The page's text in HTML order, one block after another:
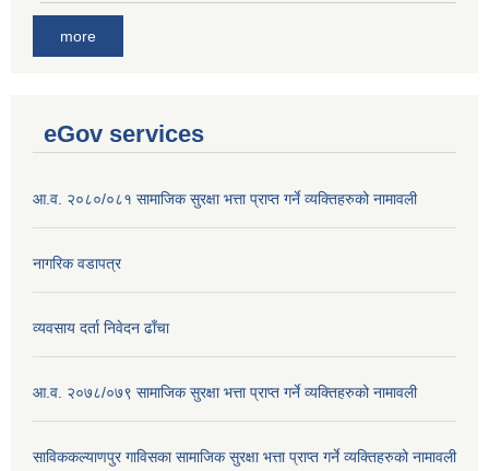
more
eGov services
आ.व. २०८०/०८१ सामाजिक सुरक्षा भत्ता प्राप्त गर्ने व्यक्तिहरुको नामावली
नागरिक वडापत्र
व्यवसाय दर्ता निवेदन ढाँचा
आ.व. २०७८/०७९ सामाजिक सुरक्षा भत्ता प्राप्त गर्ने व्यक्तिहरुको नामावली
साविककल्याणपुर गाविसका सामाजिक सुरक्षा भत्ता प्राप्त गर्ने व्यक्तिहरुको नामावली